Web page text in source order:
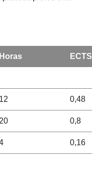
Horas ECTS
12 0,48
20 0,8
0,16